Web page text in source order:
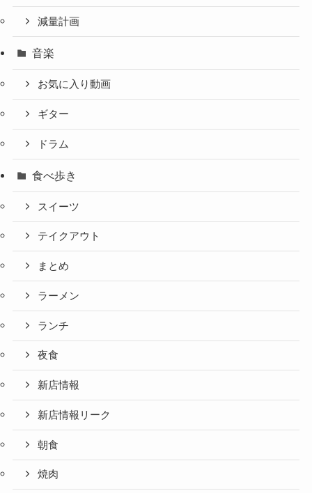
減量計画
音楽
お気に入り動画
ギター
ドラム
食べ歩き
スイーツ
テイクアウト
まとめ
ラーメン
ランチ
夜食
新店情報
新店情報リーク
朝食
焼肉